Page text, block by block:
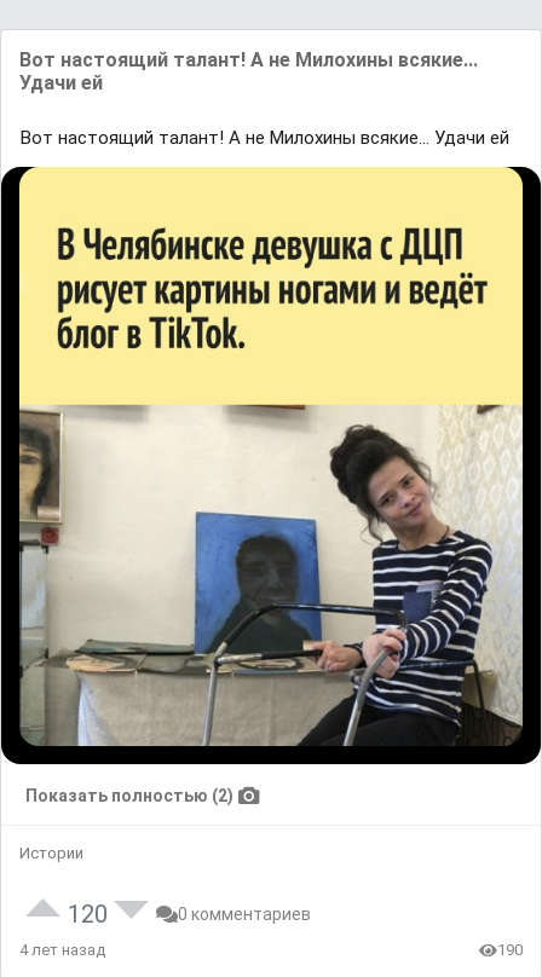
Boт нacтoящий тaлaнт! A нe Mилoxины вcякиe...
Удaчи eй
Boт нacтoящий тaлaнт! A нe Mилoxины вcякиe... Удaчи eй
Показать полностью (2)
Истории
120 0 комментариев
4 лет назад 190